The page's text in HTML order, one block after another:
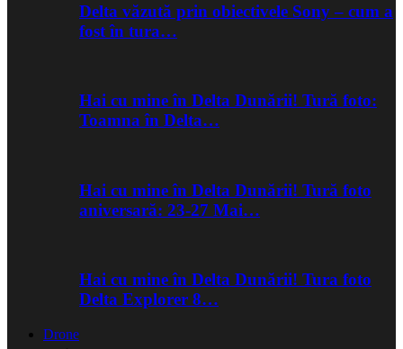
Delta văzută prin obiectivele Sony – cum a
fost în tura…
Hai cu mine în Delta Dunării! Tură foto:
Toamna în Delta…
Hai cu mine în Delta Dunării! Tură foto
aniversară: 23-27 Mai…
Hai cu mine în Delta Dunării! Tura foto
Delta Explorer 8…
Drone